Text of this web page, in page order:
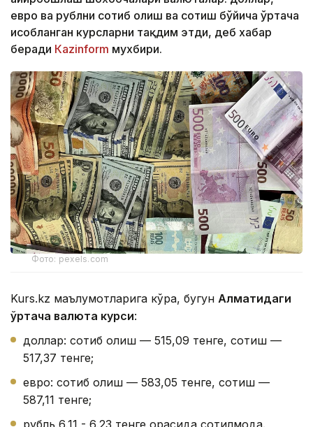
евро ва рублни сотиб олиш ва сотиш бўйича ўртача
ҳисобланган курсларни тақдим этди, деб хабар
беради Кazinform мухбири.
Фото: pexels.com
Kurs.kz маълумотларига кўра, бугун Алматидаги
ўртача валюта курси:
доллар: сотиб олиш — 515,09 тенге, сотиш —
517,37 тенге;
евро: сотиб олиш — 583,05 тенге, сотиш —
587,11 тенге;